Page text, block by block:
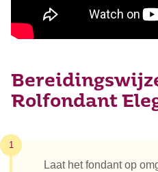
Rolfondant
1
Laat het fondant op